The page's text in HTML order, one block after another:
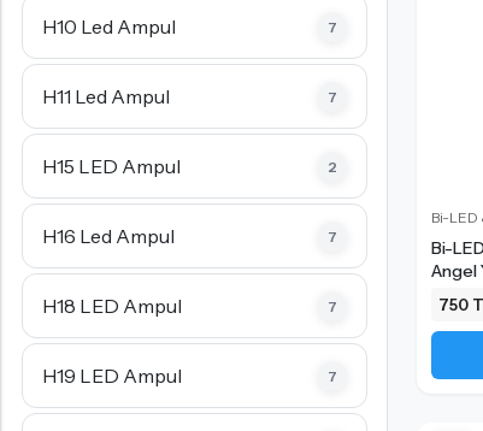
H10 Led Ampul 7
H11 Led Ampul 7
H15 LED Ampul 2
H16 Led Ampul 7
H18 LED Ampul 7
H19 LED Ampul 7
Bi-LED
Bi-
Angel
750